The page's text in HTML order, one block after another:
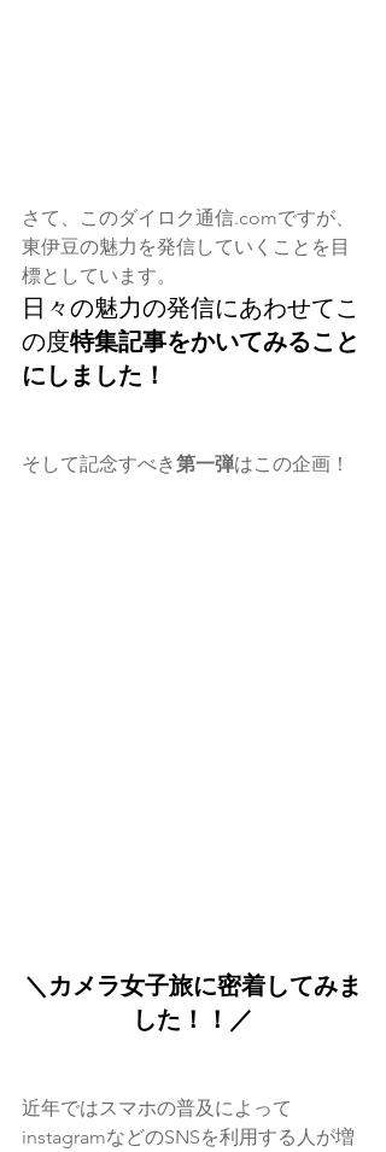
さて、このダイロク通信.comですが、
東伊豆の魅力を発信していくことを目
標としています。
日々の魅力の発信にあわせてこ
の度特集記事をかいてみること
にしました！
そして記念すべき第一弾はこの企画！
＼カメラ女子旅に密着してみま
した！！／
近年ではスマホの普及によって
instagramなどのSNSを利用する人が増